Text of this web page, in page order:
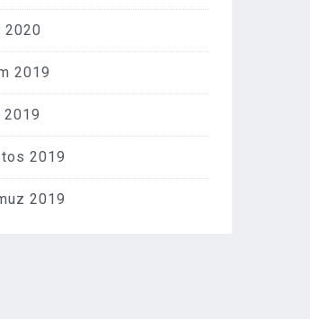
2020
2019
2019
2019
2019